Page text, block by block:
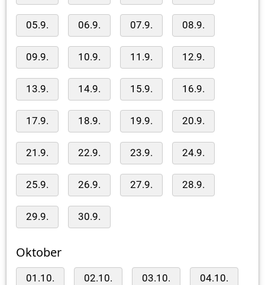
05.9. 06.9. 07.9. 08.9.
09.9. 10.9. 11.9. 12.9.
13.9. 14.9. 15.9. 16.9.
17.9. 18.9. 19.9. 20.9.
21.9. 22.9. 23.9. 24.9.
25.9. 26.9. 27.9. 28.9.
29.9. 30.9.
Oktober
01.10. 02.10. 03.10. 04.10.